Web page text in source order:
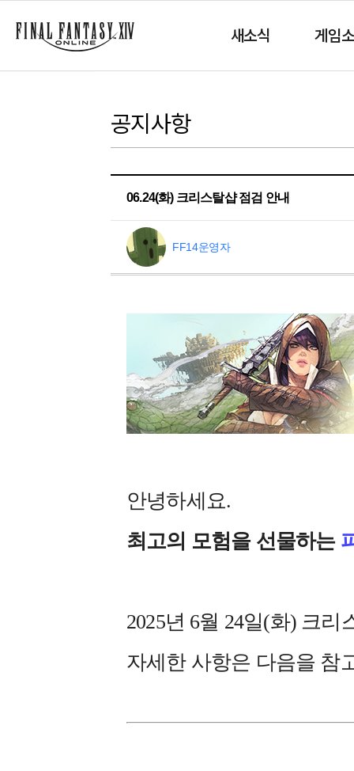
새소식 게임
공지사항
06.24(화) 크리스탈샵 점검 안내
FF14운영자
안녕하세요.
최고의 모험을 선물하는
2025년 6월 24일(화) 크리
자세한 사항은 다음을 참